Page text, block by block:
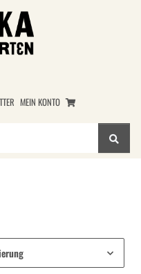
MEIN KONTO